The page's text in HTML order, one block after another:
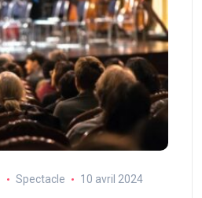
Spectacle 10 avril 2024